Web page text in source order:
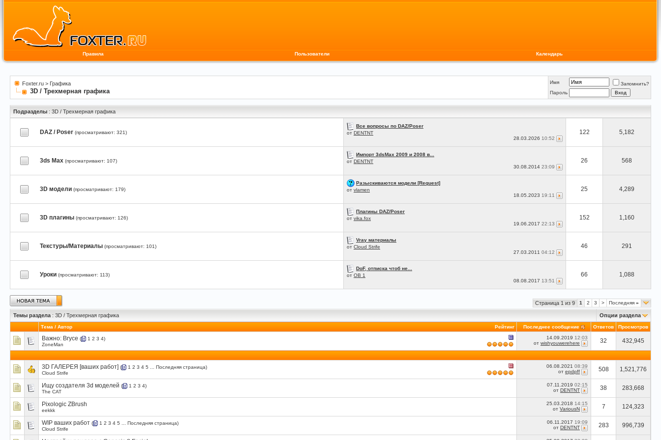
Правила Пользователи Календарь
Foxter.ru > Графика
3D / Трехмерная графика
Имя
Запомнить?
Пароль
Подразделы : 3D / Трехмерная графика
DAZ / Poser (просматривают: 321)
Все вопросы по DAZ/Poser
от DENTNT
28.03.2026 10:52
122 5,182
3ds Max (просматривают: 107)
Импорт 3dsMax 2009 и 2008 в...
от DENTNT
30.08.2014 23:09
26 568
3D модели (просматривают: 179)
Разыскиваются модели [Request]
от vlamen
18.05.2023 19:11
25 4,289
3D плагины (просматривают: 126)
Плагины DAZ/Poser
от vika.fox
19.06.2017 22:13
152 1,160
Текстуры/Материалы (просматривают: 101)
Vray материалы
от Cloud Strife
27.03.2011 04:12
46 291
Уроки (просматривают: 113)
DoF, отписка чтоб не...
от OB 1
08.08.2017 13:51
66 1,088
Страница 1 из 9 1 2 3 > Последняя »
Темы раздела : 3D / Трехмерная графика Опции раздела
Рейтинг
Тема / Автор Последнее сообщение Ответов Просмотров
Важно: Bryce ( 1 2 3 4)
ZoneMan
14.09.2019 12:03
от wishyouwerehere 32 432,945
3D ГАЛЕРЕЯ [ваших работ] ( 1 2 3 4 5 Последняя страница)
Cloud Strife
06.08.2021 08:39
от epdpff 508 1,521,776
Ищу создателя 3d моделей ( 1 2 3 4)
The CAT
07.11.2019 02:15
от DENTNT 38 283,668
Pixologic ZBrush
eekkk
25.03.2018 14:15
от VariousN 7 124,323
WIP ваших работ ( 1 2 3 4 5 Последняя страница)
Cloud Strife
06.11.2017 19:09
от DENTNT 283 996,739